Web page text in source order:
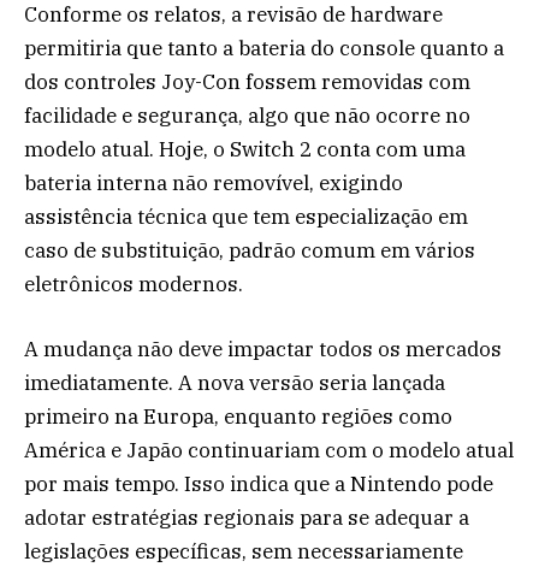
Conforme os relatos, a revisão de hardware
permitiria que tanto a bateria do console quanto a
dos controles Joy-Con fossem removidas com
facilidade e segurança, algo que não ocorre no
modelo atual. Hoje, o Switch 2 conta com uma
bateria interna não removível, exigindo
assistência técnica que tem especialização em
caso de substituição, padrão comum em vários
eletrônicos modernos.
A mudança não deve impactar todos os mercados
imediatamente. A nova versão seria lançada
primeiro na Europa, enquanto regiões como
América e Japão continuariam com o modelo atual
por mais tempo. Isso indica que a Nintendo pode
adotar estratégias regionais para se adequar a
legislações específicas, sem necessariamente